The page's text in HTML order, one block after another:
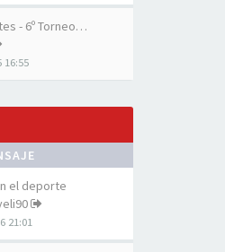
- 6º Torneo…
16:55
el deporte
21:01